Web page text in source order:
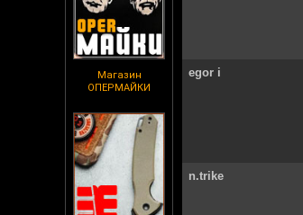
Магазин
ОПЕРМАЙКИ
egor i
n.trike